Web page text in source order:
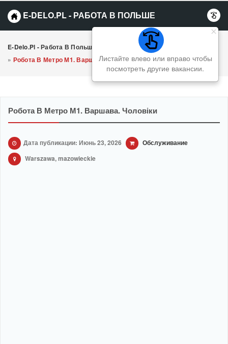
E-DELO.PL - РАБОТА В ПОЛЬШЕ
Листайте влево или вправо чтобы
посмотреть другие вакансии.
E-Delo.pl - Работа В Польше Вакансии
Обслуживание
» Робота В Метро М1. Варшава. Чоловіки
Робота В Метро М1. Варшава. Чоловіки
Дата публикации: Июнь 23, 2026
Обслуживание
Warszawa, mazowieckie